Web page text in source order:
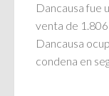
Dancausa fue
venta de
Dancausa
condena en